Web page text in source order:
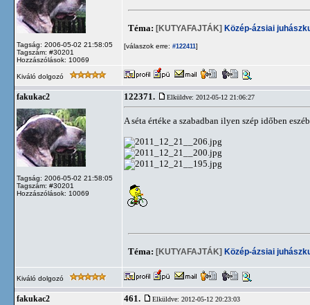
Tagság: 2006-05-02 21:58:05
Tagszám: #30201
Hozzászólások: 10069
Téma: [KUTYAFAJTÁK] Közép-ázsiai
[válaszok erre: #122411]
Kiváló dolgozó
fakukac2
Tagság: 2006-05-02 21:58:05
Tagszám: #30201
Hozzászólások: 10069
122371. Elküldve: 2012-05-12 21:06:27
A séta értéke a szabadban ilyen szép időben
Téma: [KUTYAFAJTÁK] Közép-ázsiai
Kiváló dolgozó
fakukac2 461. Elküldve: 2012-05-12 20:23:03